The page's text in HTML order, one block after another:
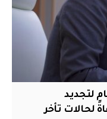
يوجه بمنح (7) أيام لتجديد
لحالات تأخر